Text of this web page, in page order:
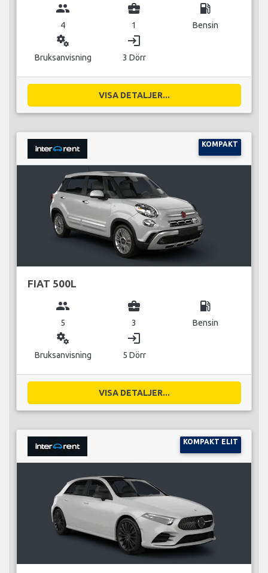
group
4
business_center
1
local_gas_station
Bensin
miscellaneous_services
Bruksanvisning
login
3 Dörr
VISA DETALJER...
KOMPAKT
FIAT 500L
group
5
business_center
3
local_gas_station
Bensin
miscellaneous_services
Bruksanvisning
login
5 Dörr
VISA DETALJER...
KOMPAKT ELIT